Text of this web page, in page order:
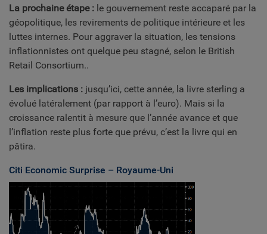
La prochaine étape : le gouvernement reste accaparé par la
géopolitique, les revirements de politique intérieure et les
luttes internes. Pour aggraver la situation, les tensions
inflationnistes ont quelque peu stagné, selon le British
Retail Consortium..
Les implications : jusqu’ici, cette année, la livre sterling a
évolué latéralement (par rapport à l’euro). Mais si la
croissance ralentit à mesure que l’année avance et que
l’inflation reste plus forte que prévu, c’est la livre qui en
pâtira.
Citi Economic Surprise – Royaume-Uni